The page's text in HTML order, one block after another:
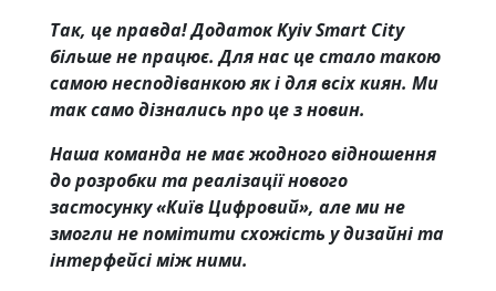
Так, це правда! Додаток Kyiv Smart City
більше не працює. Для нас це стало такою
самою несподіванкою як і для всіх киян. Ми
так само дізнались про це з новин.
Наша команда не має жодного відношення
до розробки та реалізації нового
застосунку «Київ Цифровий», але ми не
змогли не помітити схожість у дизайні та
інтерфейсі між ними.